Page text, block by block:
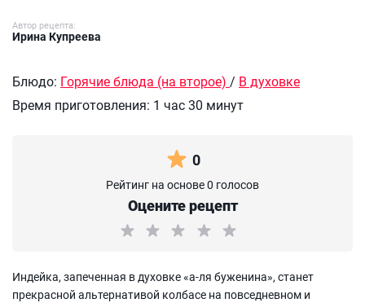
Автор рецепта:
Ирина Купреева
Блюдо: Горячие блюда (на второе) / В духовке
Время приготовления: 1 час 30 минут
0
Рейтинг на основе 0 голосов
Оцените рецепт
Индейка, запеченная в духовке «а-ля буженина», станет
прекрасной альтернативой колбасе на повседневном и